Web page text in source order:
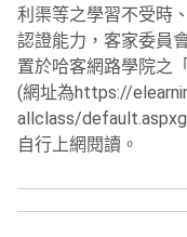
利渠等之學習不受時
認證能力，客家委員
置於哈客網路學院之
(網址為https://
allclass/
自行上網閱讀。